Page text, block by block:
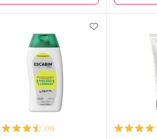
FECHAR
FECHAR
Menos Por
(75)
ADICIONAR AOS
TERMO DIGITADO